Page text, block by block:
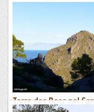
Torre des Bosc pel